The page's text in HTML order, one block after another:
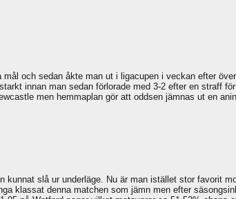
och sedan åkte man ut i ligacupen i veckan efter
innan man sedan förlorade med 3-2 efter en straff
men hemmaplan gör att oddsen jämnas ut en
slå ur underläge. Nu är man istället stor favorit
klassat denna matchen som jämn men efter